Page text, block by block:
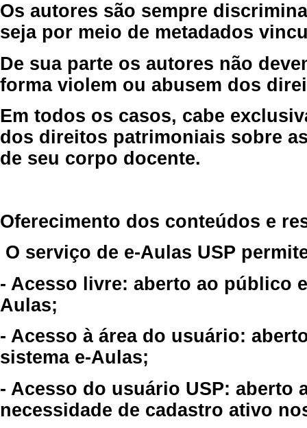
Os autores são sempre
seja por meio de metadados
De sua parte os autores não
forma violem ou abusem dos
Em todos os casos, cabe
dos direitos patrimoniais sobre
de seu corpo docente.
Oferecimento dos conteúdos e
O serviço de e-Aulas USP
- Acesso livre: aberto ao público
Aulas;
- Acesso à área do usuário:
sistema e-Aulas;
- Acesso do usuário USP: aberto
necessidade de cadastro ativo